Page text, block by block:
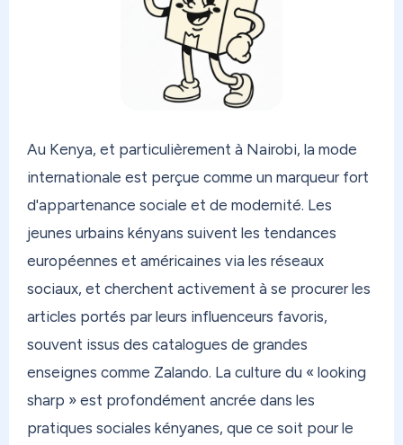
Au Kenya, et particulièrement à Nairobi, la mode
internationale est perçue comme un marqueur fort
d'appartenance sociale et de modernité. Les
jeunes urbains kényans suivent les tendances
européennes et américaines via les réseaux
sociaux, et cherchent activement à se procurer les
articles portés par leurs influenceurs favoris,
souvent issus des catalogues de grandes
enseignes comme Zalando. La culture du « looking
sharp » est profondément ancrée dans les
pratiques sociales kényanes, que ce soit pour le